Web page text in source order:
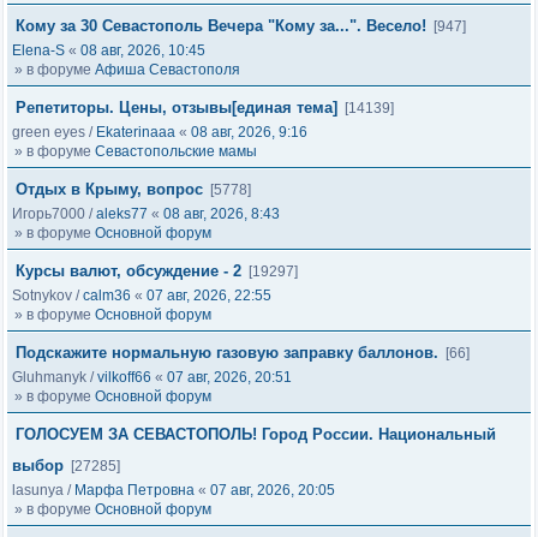
Кому за 30 Севастополь Вечера "Кому за...". Весело!
[947]
Elena-S « 08 авг, 2026, 10:45
» в форуме Афиша Севастополя
Репетиторы. Цены, отзывы[единая тема]
[14139]
green eyes / Ekaterinaaa « 08 авг, 2026, 9:16
» в форуме Севастопольские мамы
Отдых в Крыму, вопрос [5778]
Игорь7000 /aleks77 « 08 авг, 2026, 8:43
» в форуме Основной форум
Курсы валют, обсуждение - 2 [19297]
Sotnykov /calm36 « 07 авг, 2026, 22:55
» в форуме Основной форум
Подскажите нормальную газовую заправку баллонов.
[66]
Gluhmanyk /vilkoff66 « 07 авг, 2026, 20:51
» в форуме Основной форум
ГОЛОСУЕМ ЗА СЕВАСТОПОЛЬ! Город России. Национальный
выбор [27285]
lasunya / Марфа Петровна « 07 авг, 2026, 20:05
» в форуме Основной форум